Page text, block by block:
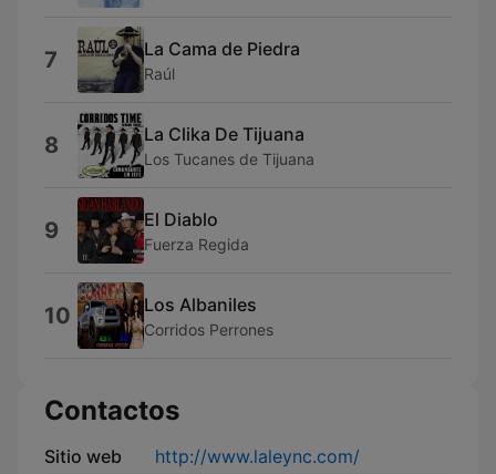
7 La Cama de Piedra
Raúl
8 La Clika De Tijuana
Los Tucanes de Tijuana
9 El Diablo
Fuerza Regida
10 Los Albaniles
Corridos Perrones
Contactos
Sitio web
http://www.laleync.com/